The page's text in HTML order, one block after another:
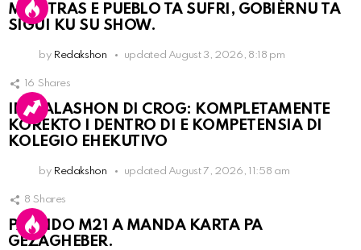
MIENTRAS E PUEBLO TA SUFRI, GOBIÈRNU TA
SIGUI KU SU SHOW.
by Redakshon updated August 3, 2026, 8:18 pm
16 Shares
INSTALASHON DI CROG: KOMPLETAMENTE
KOREKTO I DENTRO DI E KOMPETENSIA DI
KOLEGIO EHEKUTIVO
by Redakshon updated August 7, 2026, 11:58 am
8 Shares
PARTIDO M21 A MANDA KARTA PA
GEZAGHEBER.